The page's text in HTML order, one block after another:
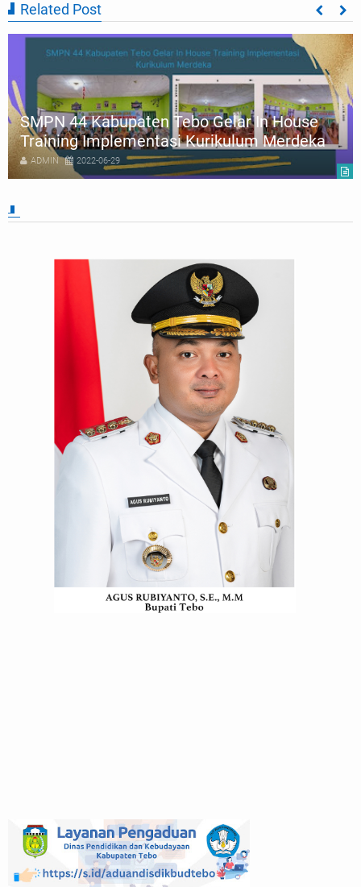
Related Post
SMPN 44 Kabupaten Tebo Gelar In House
Training Implementasi Kurikulum Merdeka
ADMIN 2022-06-29